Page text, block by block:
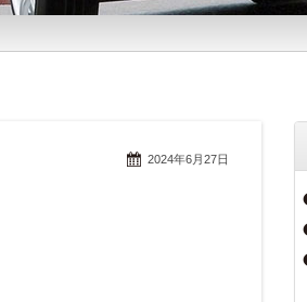
2024年6月27日